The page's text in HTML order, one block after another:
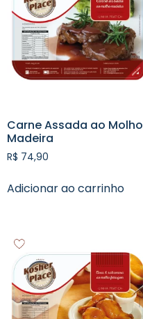
Carne Assada ao Molho
Madeira
R$ 74,90
Adicionar ao carrinho